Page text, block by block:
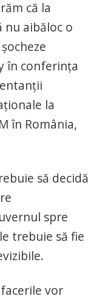
că la
nu aibăloc o
în conferinţa
la
în România,
să decidă
spre
trebuie să fie
vor